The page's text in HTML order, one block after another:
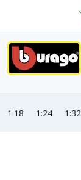
1:18 1:24 1:32